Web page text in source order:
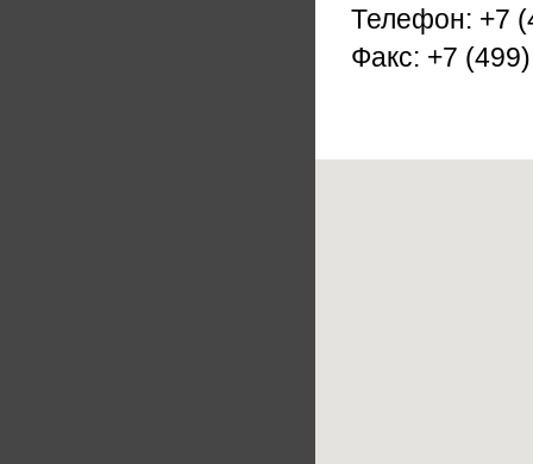
Телефон: +7
Факс: +7